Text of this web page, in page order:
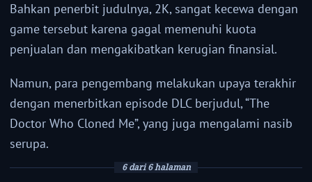
Bahkan penerbit judulnya, 2K, sangat kecewa dengan
game tersebut karena gagal memenuhi kuota
penjualan dan mengakibatkan kerugian finansial.
Namun, para pengembang melakukan upaya terakhir
dengan menerbitkan episode DLC berjudul, “The
Doctor Who Cloned Me”, yang juga mengalami nasib
serupa.
6 dari 6 halaman